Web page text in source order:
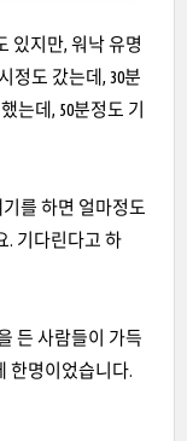
있지만, 워낙 유명
정도 갔는데, 30분
는데, 50분정도 기
를 하면 얼마정도
. 기다린다고 하
든 사람들이 가득
한명이었습니다.